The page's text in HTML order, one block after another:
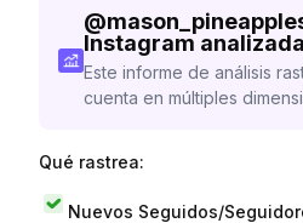
@
Instagram analizada
Este informe de análisis
cuenta en múltiples
Qué rastrea:
Nuevos Seguidos/